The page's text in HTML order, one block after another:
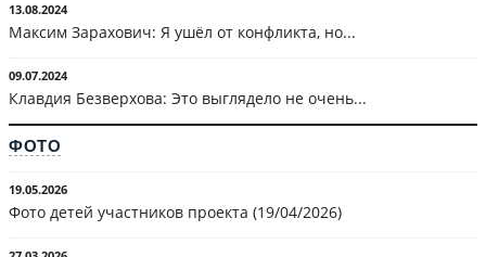
13.08.2024
Максим Зарахович: Я ушёл от конфликта, но...
09.07.2024
Клавдия Безверхова: Это выглядело не очень...
ФОТО
19.05.2026
Фото детей участников проекта (19/04/2026)